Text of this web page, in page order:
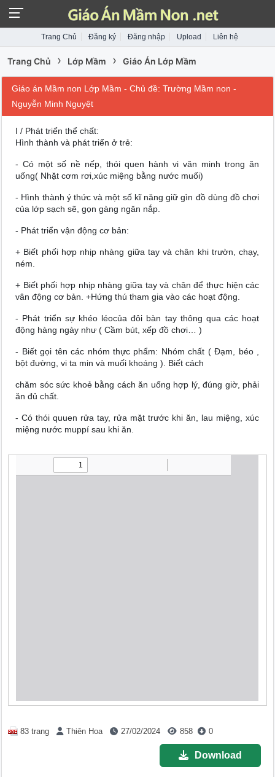
Trang Chủ Đăng ký Đăng nhập Upload Liên hệ
Trang Chủ › Lớp Mầm › Giáo Án Lớp Mầm
Giáo án Mầm non Lớp Mầm - Chủ đề: Trường Mầm non -
Nguyễn Minh Nguyệt
I / Phát triển thể chất:
Hình thành và phát triển ở trẻ:
- Có một số nề nếp, thói quen hành vi văn minh trong ăn
uống( Nhặt cơm rơi,xúc miệng bằng nước muối)
- Hình thành ý thức và một số kĩ năng giữ gìn đồ dùng đồ chơi
của lớp sạch sẽ, gọn gàng ngăn nắp.
- Phát triển vận động cơ bản:
+ Biết phối hợp nhịp nhàng giữa tay và chân khi trườn, chạy,
ném.
+ Biết phối hợp nhịp nhàng giữa tay và chân để thực hiện các
vân động cơ bản. +Hứng thú tham gia vào các hoạt động.
- Phát triển sự khéo léocủa đôi bàn tay thông qua các hoạt
động hàng ngày như ( Cầm bút, xếp đồ chơi… )
- Biết gọi tên các nhóm thực phẩm: Nhóm chất ( Đạm, béo ,
bột đường, vi ta min và muối khoáng ). Biết cách
chăm sóc sức khoẻ bằng cách ăn uống hợp lý, đúng giờ, phải
ăn đủ chất.
-Có thói quuen rửa tay, rửa mặt trước khi ăn, lau miệng, xúc
miệng nước muppí sau khi ăn.
83 trang Thiên Hoa 27/02/2024 858 0
Download